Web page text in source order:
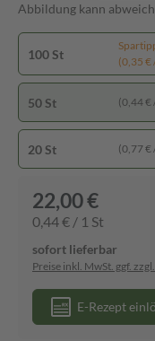
Abbildung kann
100 St
(0,35 €
50 St (0,44 €
20 St (0,77 €
22,00 €
0,44 € / 1 St
sofort lieferbar
Preise inkl. MwSt. ggf.
E-Rezept